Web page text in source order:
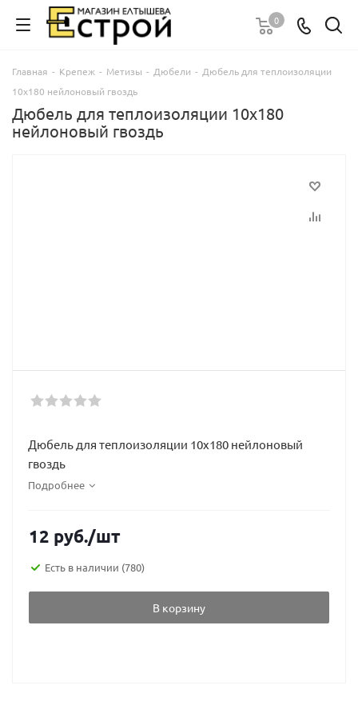
0
Главная - Крепеж - Метизы - Дюбели - Дюбель для теплоизоляции
10х180 нейлоновый гвоздь
Дюбель для теплоизоляции 10х180
нейлоновый гвоздь
Дюбель для теплоизоляции 10х180 нейлоновый
гвоздь
Подробнее
12 руб./шт
Есть в наличии (780)
В корзину